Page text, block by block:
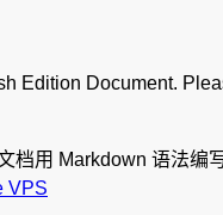
Edition Document.
档用 Markdown 语法编
VPS